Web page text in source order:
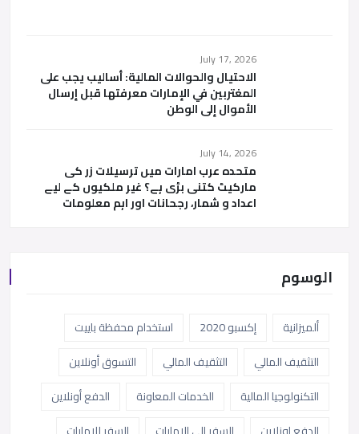
July 17, 2026
الاحتيال والحوالات المالية: أساليب يجب على
المغتربين في الإمارات معرفتها قبل إرسال
الأموال إلى الوطن
July 14, 2026
متحدہ عرب امارات میں ترسیلات زر کی
مارکیٹ کتنی بڑی ہے؟ غیر ملکیوں کے لیے
اعداد و شمار، رجحانات اور اہم معلومات
الوسوم
ألميزانية إكسبو 2020
استخدام محفظة باييت
التثقيف المالي
التثقيف المالي
التسوق أونلاين
التكنولوجيا المالية
الخدمات المعاونة
الدفع أونلاين